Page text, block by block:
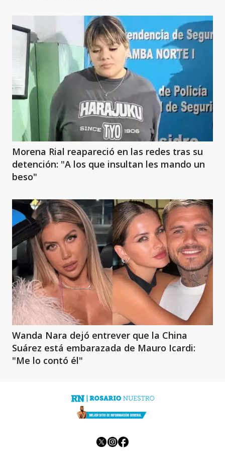
Morena Rial reapareció en las redes tras su
detención: "A los que insultan les mando un
beso"
Wanda Nara dejó entrever que la China
Suárez está embarazada de Mauro Icardi:
"Me lo contó él"